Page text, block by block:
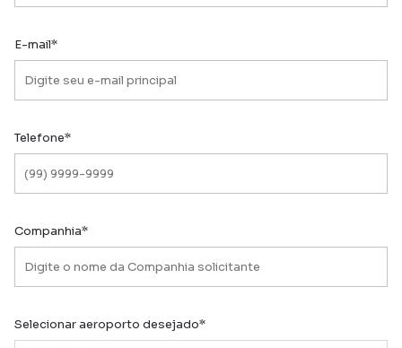
E-mail*
Telefone*
Companhia*
Selecionar aeroporto desejado*